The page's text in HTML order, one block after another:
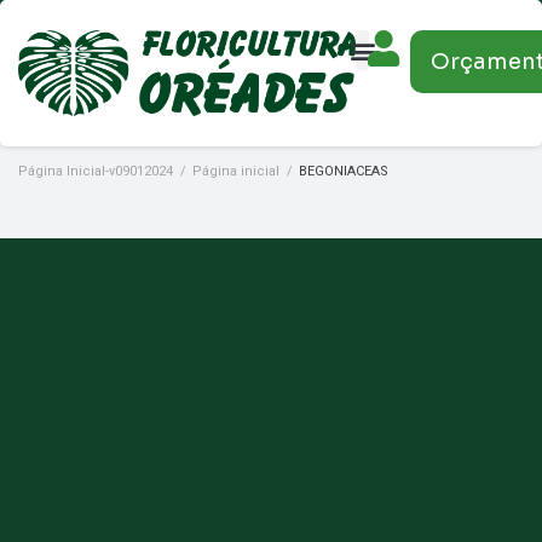
Página Inicial-v09012024 / Página inicial / BEGONIACEAS